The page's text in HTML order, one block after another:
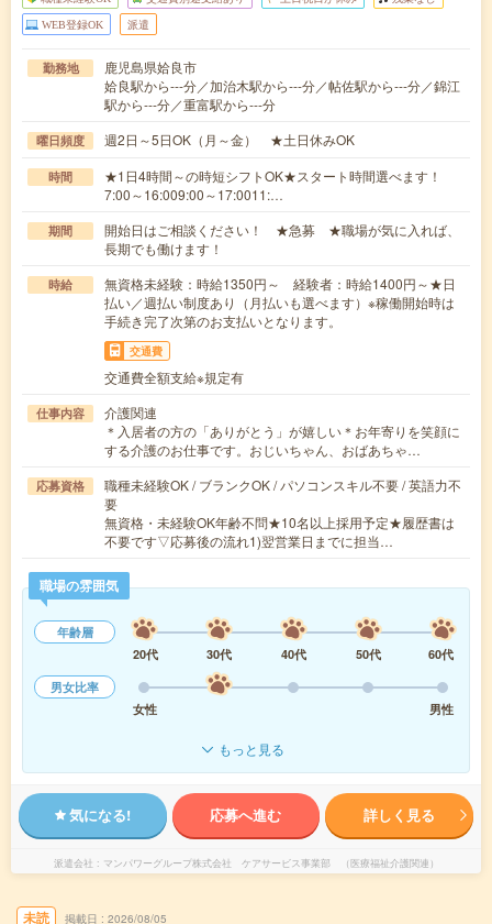
WEB登録OK 派遣
勤務地
鹿児島県姶良市
姶良駅から---分／加治木駅から---分／帖佐駅から---分／錦江
駅から---分／重富駅から---分
曜日頻度 週2日～5日OK（月～金） ★土日休みOK
時間
★1日4時間～の時短シフトOK★スタート時間選べます！
7:00～16:009:00～17:0011:…
期間
開始日はご相談ください！ ★急募 ★職場が気に入れば、
長期でも働けます！
時給
無資格未経験：時給1350円～ 経験者：時給1400円～★日
払い／週払い制度あり（月払いも選べます）※稼働開始時は
手続き完了次第のお支払いとなります。
交通費
交通費全額支給※規定有
仕事内容
介護関連
＊入居者の方の「ありがとう」が嬉しい＊お年寄りを笑顔に
する介護のお仕事です。おじいちゃん、おばあちゃ…
応募資格
職種未経験OK / ブランクOK / パソコンスキル不要 / 英語力不
要
無資格・未経験OK年齢不問★10名以上採用予定★履歴書は
不要です▽応募後の流れ1)翌営業日までに担当…
職場の雰囲気
年齢層
20代
30代 40代 50代
60代
男女比率
女性
男性
もっと見る
気になる! 応募へ進む 詳しく見る
派遣会社 マンパワーグループ株式会社 ケアサービス事業部 （医療福祉介護関連）
未読 掲載日 2026/08/05